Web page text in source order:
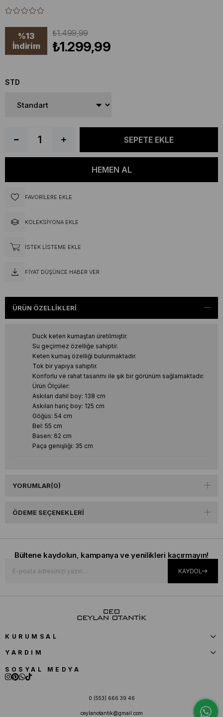
%13
İndirim
₺1.499,99
₺1.299,99
STD
FAVORILERE EKLE
KOLEKSIYONA EKLE
İSTEK LISTEME EKLE
FIYAT DÜŞÜNCE HABER VER
ÜRÜN ÖZELLIKLERI
Duck keten kumaştan üretilmiştir.
Su geçirmez özelliğe sahiptir.
Keten kumaş özelliği bulunmaktadır.
Tok bir yapıya sahiptir.
Konforlu ve rahat tasarımı ile şık bir görünüm sağlamaktadır.
Ürün Ölçüler:
Askıları dahil boy: 138 cm
Askıları hariç boy: 125 cm
Göğüs: 54 cm
Bel: 55 cm
Basen: 62 cm
Paça genişliği: 35 cm
YORUMLAR(0)
ÖDEME SEÇENEKLERI
Bültene kaydolun, kampanya ve yenilikleri kaçırmayın!
KAYDOL
KURUMSAL
YARDIM
SOSYAL MEDYA
0 (553) 666 39 46
ceylanotantik@gmail.com